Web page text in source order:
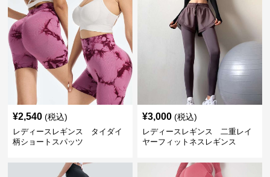
¥2,540 (税込)
レディースレギンス タイダイ
柄ショートスパッツ
¥3,000 (税込)
レディースレギンス 二重レイ
ヤーフィットネスレギンス